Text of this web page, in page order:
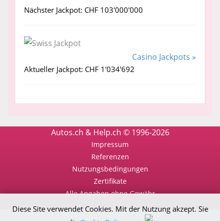
Nächster Jackpot: CHF 103'000'000
Casino Jackpots »
Aktueller Jackpot: CHF 1'034'692
Autos.ch & Help.ch © 1996-2026
Impressum
Referenzen
Nutzungsbedingungen
Zertifikate
Alle Angaben ohne Gewähr
Diese Site verwendet Cookies. Mit der Nutzung akzept. Sie